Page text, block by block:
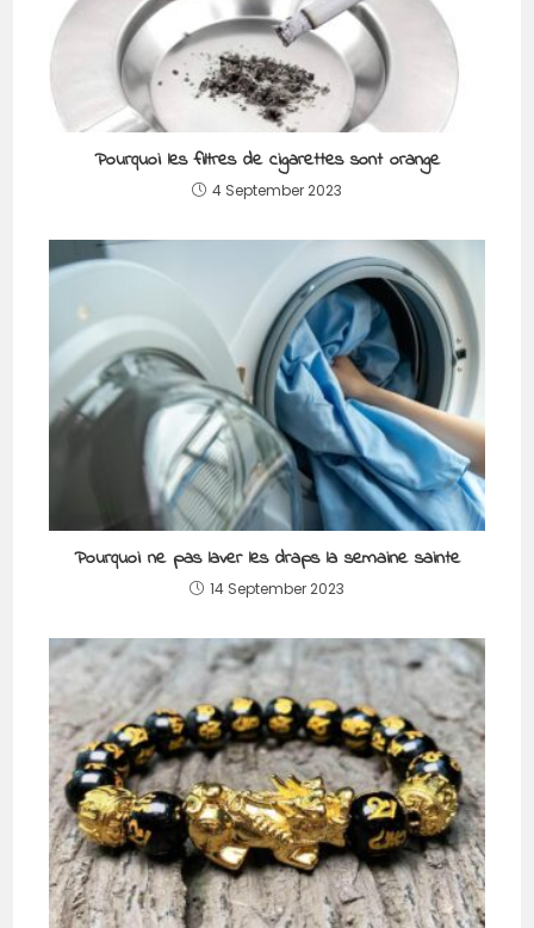
Pourquoi les filtres de cigarettes sont orange
4 September 2023
Pourquoi ne pas laver les draps la semaine sainte
14 September 2023